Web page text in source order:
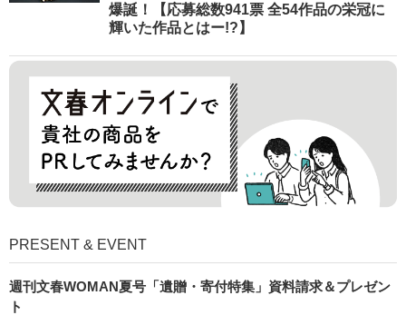
爆誕！【応募総数941票 全54作品の栄冠に
輝いた作品とはー!?】
PRESENT & EVENT
週刊文春WOMAN夏号「遺贈・寄付特集」資料請求＆プレゼン
ト